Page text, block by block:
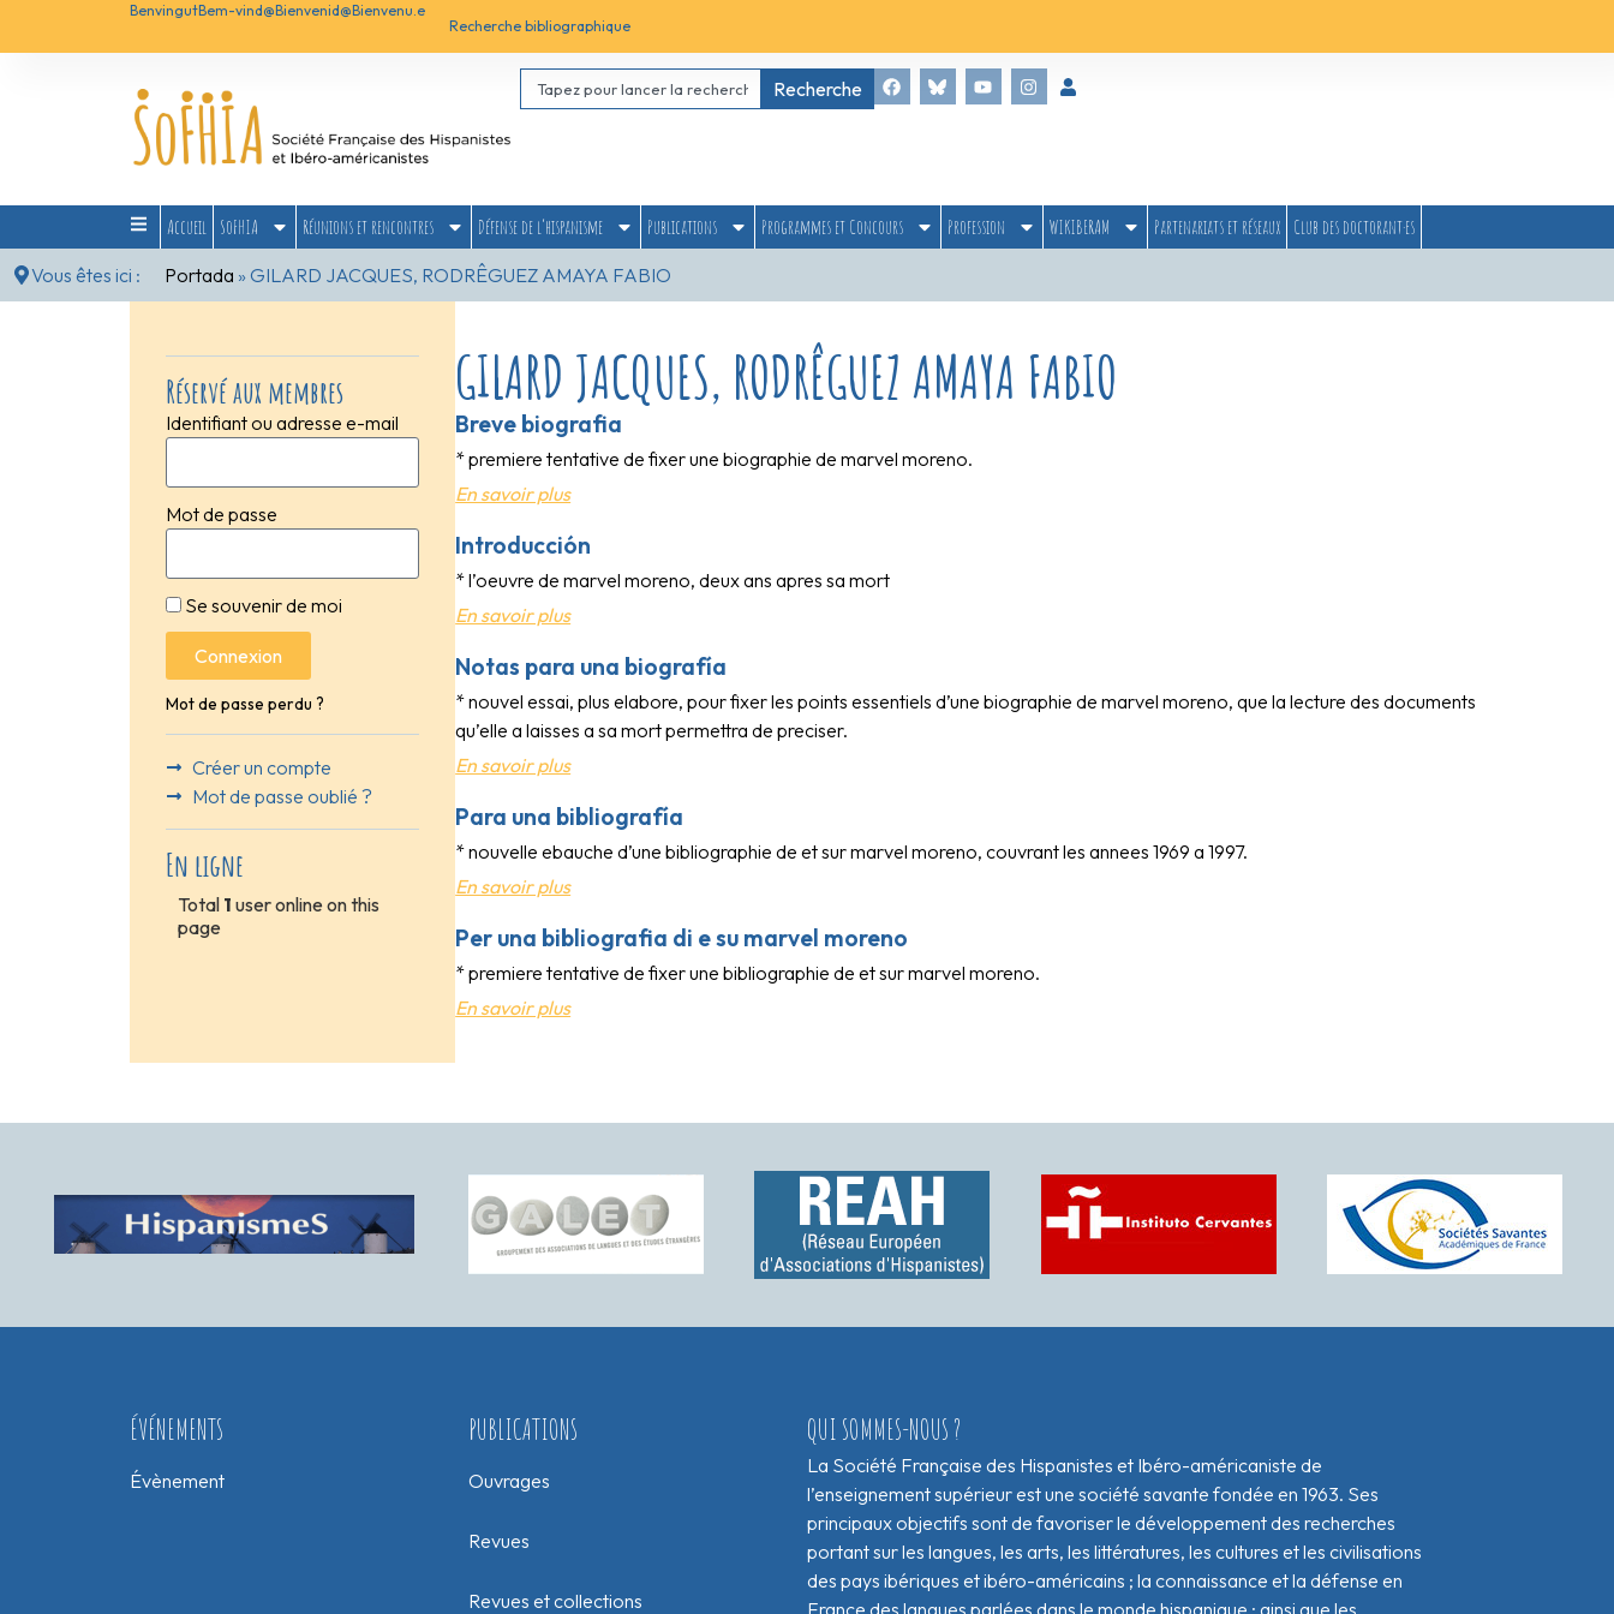
BenvingutBem-vind@Bienvenid@Bienvenu.e
Recherche bibliographique
Recherche
Accueil SoFHIA Réunions et rencontres Défense de l’hispanisme Publications Programmes et Concours Profession WIKIBERAM Partenariats et réseaux
Club des doctorant·es
Vous êtes ici :
Portada »GILARD JACQUES, RODRÊGUEZ AMAYA FABIO
Réservé aux membres
Identifiant ou adresse e-mail
Mot de passe
Se souvenir de moi
Connexion
Mot de passe perdu ?
Créer un compte
Mot de passe oublié ?
En ligne
Total 1 user online on this
page
GILARD JACQUES, RODRÊGUEZ AMAYA FABIO
Breve biografia
* premiere tentative de fixer une biographie de marvel moreno.
En savoir plus
Introducción
* l’oeuvre de marvel moreno, deux ans apres sa mort
En savoir plus
Notas para una biografía
* nouvel essai, plus elabore, pour fixer les points essentiels d’une biographie de marvel moreno, que la lecture des documents
qu’elle a laisses a sa mort permettra de preciser.
En savoir plus
Para una bibliografía
* nouvelle ebauche d’une bibliographie de et sur marvel moreno, couvrant les annees 1969 a 1997.
En savoir plus
Per una bibliografia di e su marvel moreno
* premiere tentative de fixer une bibliographie de et sur marvel moreno.
En savoir plus
ÉVÉNEMENTS
Évènement
PUBLICATIONS
Ouvrages
Revues
Revues et collections
QUI SOMMES-NOUS ?
La Société Française des Hispanistes et Ibéro-américaniste de
l’enseignement supérieur est une société savante fondée en 1963. Ses
principaux objectifs sont de favoriser le développement des recherches
portant sur les langues, les arts, les littératures, les cultures et les civilisations
des pays ibériques et ibéro-américains ; la connaissance et la défense en